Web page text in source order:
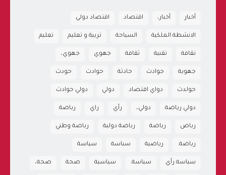
أخبار أخبار، اقتصاد اقتصاد دولي
الانشطة الملكية السياحة تربية و تعليم تعليم
تقافة تقنية ثقافة جهوي جهوي،
جهوية جوادث حادثة حوادث حودث
حولدث دواي اقتصاد دولي دولي حوادث
دولي رياضة دولي، رأي راي رباضة
رياض رياضة رياضة دولية رياضة وطني
رياضة. رياضية سباسة سياسة
سياسة رأي سياسة. سياسية صحة صحة،